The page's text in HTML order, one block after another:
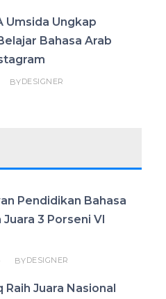
Umsida Ungkap
Bahasa Arab
BYDESIGNER
Pendidikan Bahasa
Juara 3 Porseni VI
BYDESIGNER
Raih Juara Nasional